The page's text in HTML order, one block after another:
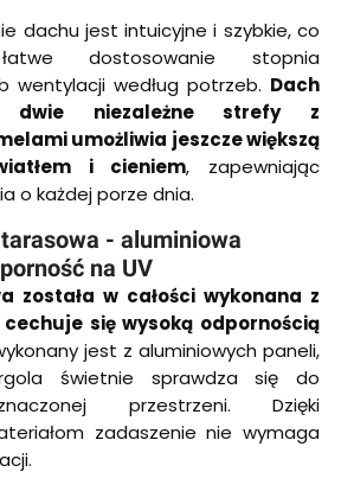
dachu jest intuicyjne i szybkie, co
dostosowanie stopnia
wentylacji według potrzeb. Dach
dwie niezależne strefy z
umożliwia jeszcze większą
i cieniem, zapewniając
o każdej porze dnia.
- aluminiowa
na UV
została w całości wykonana z
się wysoką odpornością
jest z aluminiowych paneli,
świetnie sprawdza się do
przestrzeni. Dzięki
zadaszenie nie wymaga